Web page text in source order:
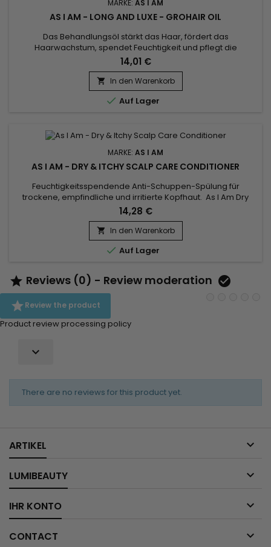
MARKE: AS I AM
AS I AM - LONG AND LUXE - GROHAIR OIL
Das Behandlungsöl stärkt das Haar, fördert das
Haarwachstum, spendet Feuchtigkeit und pflegt die
Kopfhaut.&nbsp; Formuliert mit Granatapfelöl,
Passionsfruchtöl und jamaikanischem schwarzem
Rizinusöl.&nbsp; As I Am Long and Luxe Granatapfel- und
Passionsfrucht-Grohair-Öl stimuliert das Wachstum, spendet
dem Haar tiefe Feuchtigkeit, stärkt und repariert...
14,01 €
 In den Warenkorb
 Auf Lager
MARKE: AS I AM
AS I AM - DRY & ITCHY SCALP CARE CONDITIONER
Feuchtigkeitsspendende Anti-Schuppen-Spülung für
trockene, empfindliche und irritierte Kopfhaut. As I Am Dry
And Itchy Scalp Care nährt, entwirrt und repariert das Haar ,
beruhigt juckende und gereizte Kopfhaut. Die
feuchtigkeitsspendende Anti-Schuppen-Spülung von As I Am
hilft, Schuppen zu bekämpfen und eine gesunde Kopfhaut zu
erhalten, und verleiht...
14,28 €
 In den Warenkorb
 Auf Lager
 Reviews (0) - Review moderation 
Review the product
Product review processing policy

There are no reviews for this product yet.
ARTIKEL 
LUMIBEAUTY 
IHR KONTO 
CONTACT 